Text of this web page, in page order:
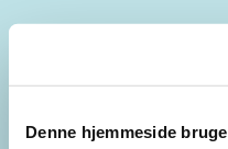
Denne hjemmeside